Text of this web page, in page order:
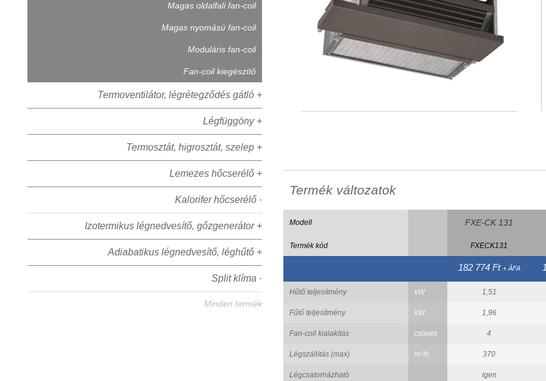
Magas oldalfali fan-coil
Magas nyomású fan-coil
Moduláris fan-coil
Fan-coil kiegészítő
Termoventilátor, légrétegződés gátló +
Légfüggöny +
Termosztát, higrosztát, szelep +
Lemezes hőcserélő +
Kalorifer hőcserélő ·
Izotermikus légnedvesítő, gőzgenerátor +
Adiabatikus légnedvesítő, léghűtő +
Split klíma ·
Minden termék
Termék változatok
Modell FXE-CK 131
Termék kód FXECK131
182 774 Ft + ÁFA
Hűtő teljesítmény kW 1,51
Fűtő teljesítmény kW 1,96
Fan-coil kialakítás csöves 4
Légszállítás (max) m³/h 370
Légcsatornázható igen